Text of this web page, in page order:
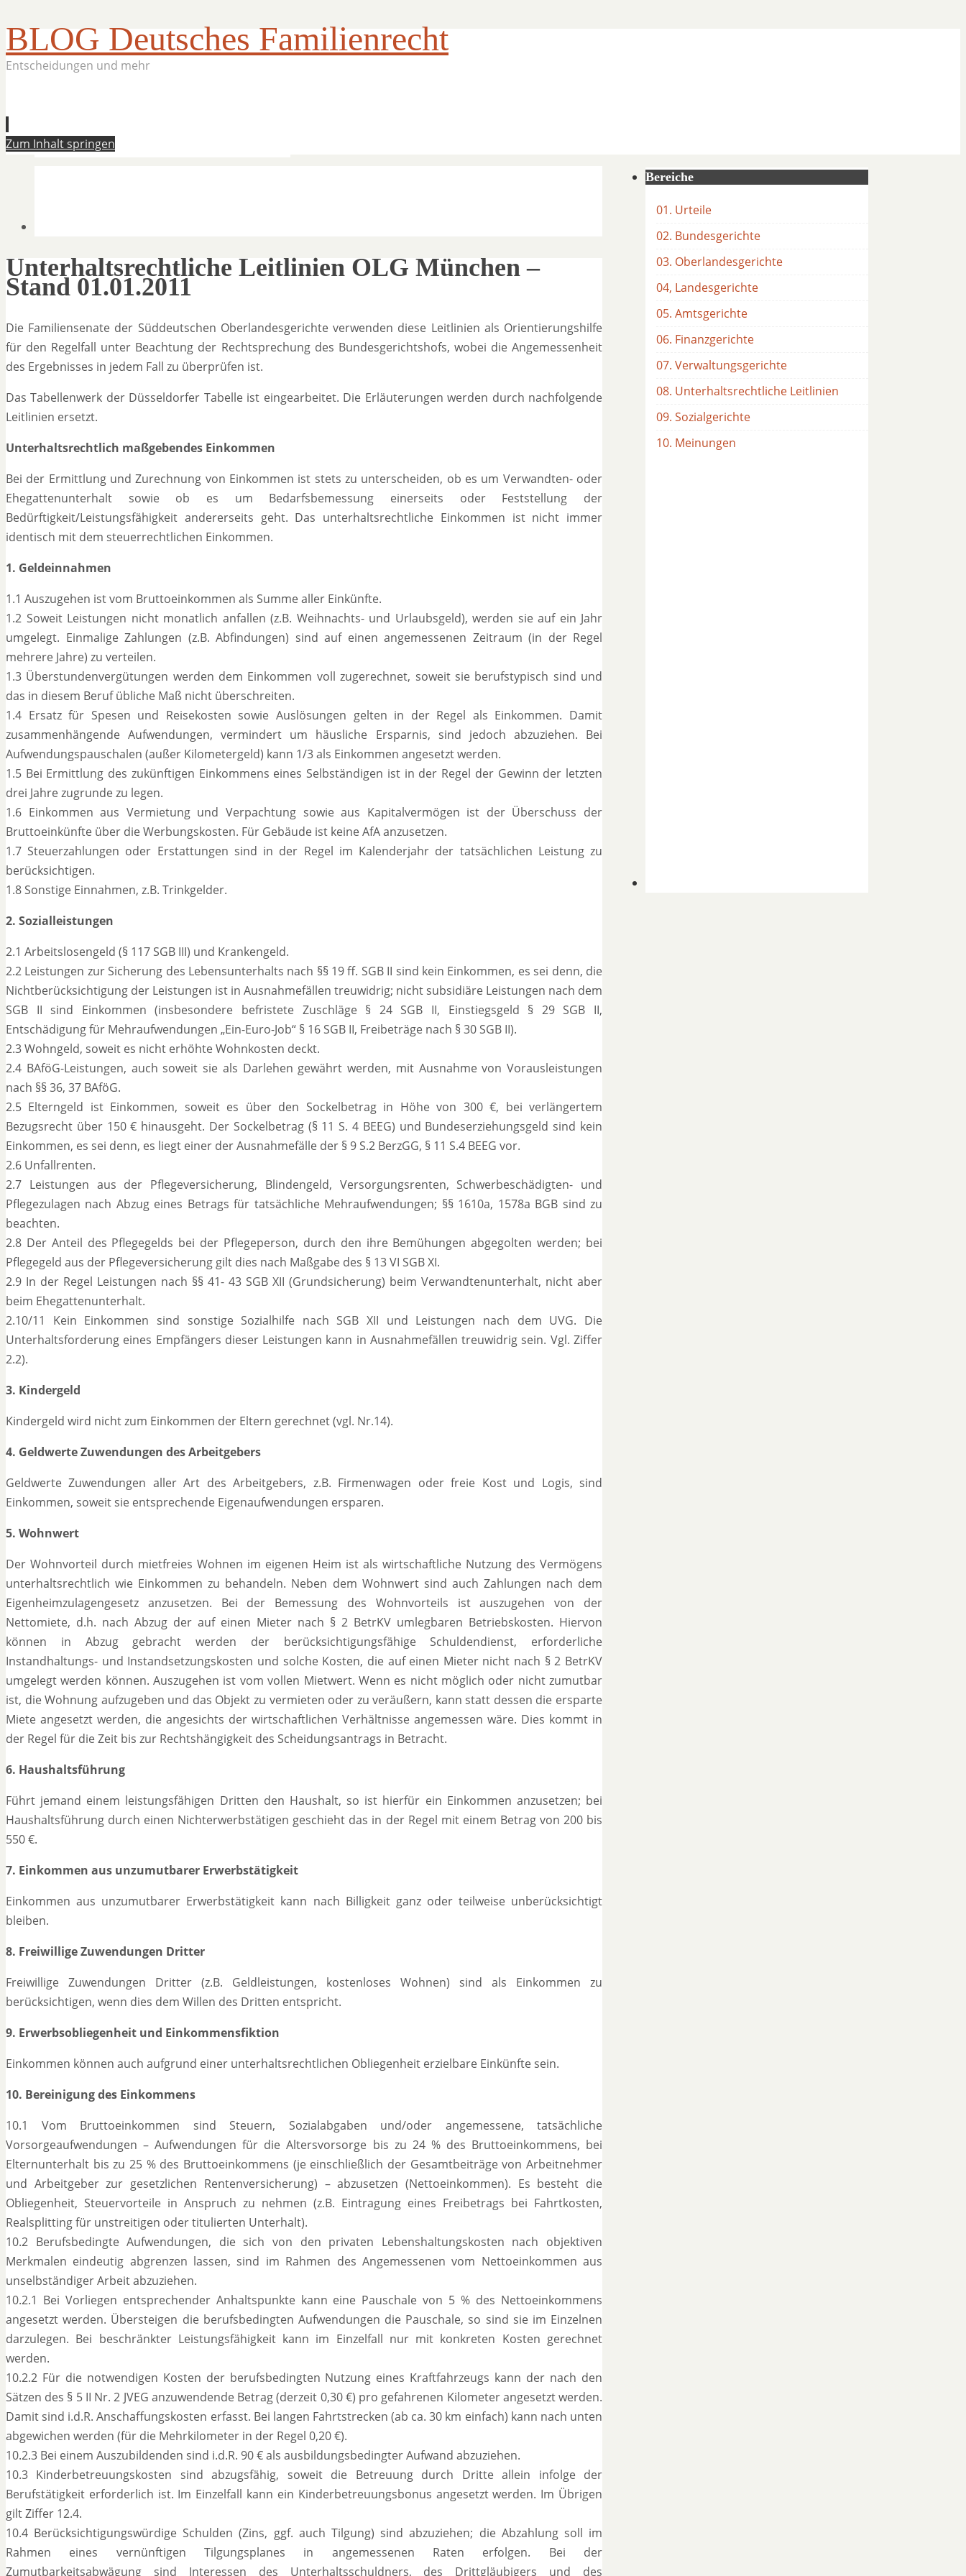
BLOG Deutsches Familienrecht
Entscheidungen und mehr
Zum Inhalt springen
Unterhaltsrechtliche Leitlinien OLG München –
Stand 01.01.2011
Die Familiensenate der Süddeutschen Oberlandesgerichte verwenden diese Leitlinien als Orientierungshilfe
für den Regelfall unter Beachtung der Rechtsprechung des Bundesgerichtshofs, wobei die Angemessenheit
des Ergebnisses in jedem Fall zu überprüfen ist.
Das Tabellenwerk der Düsseldorfer Tabelle ist eingearbeitet. Die Erläuterungen werden durch nachfolgende
Leitlinien ersetzt.
Unterhaltsrechtlich maßgebendes Einkommen
Bei der Ermittlung und Zurechnung von Einkommen ist stets zu unterscheiden, ob es um Verwandten- oder
Ehegattenunterhalt sowie ob es um Bedarfsbemessung einerseits oder Feststellung der
Bedürftigkeit/Leistungsfähigkeit andererseits geht. Das unterhaltsrechtliche Einkommen ist nicht immer
identisch mit dem steuerrechtlichen Einkommen.
1. Geldeinnahmen
1.1 Auszugehen ist vom Bruttoeinkommen als Summe aller Einkünfte.
1.2 Soweit Leistungen nicht monatlich anfallen (z.B. Weihnachts- und Urlaubsgeld), werden sie auf ein Jahr
umgelegt. Einmalige Zahlungen (z.B. Abfindungen) sind auf einen angemessenen Zeitraum (in der Regel
mehrere Jahre) zu verteilen.
1.3 Überstundenvergütungen werden dem Einkommen voll zugerechnet, soweit sie berufstypisch sind und
das in diesem Beruf übliche Maß nicht überschreiten.
1.4 Ersatz für Spesen und Reisekosten sowie Auslösungen gelten in der Regel als Einkommen. Damit
zusammenhängende Aufwendungen, vermindert um häusliche Ersparnis, sind jedoch abzuziehen. Bei
Aufwendungspauschalen (außer Kilometergeld) kann 1/3 als Einkommen angesetzt werden.
1.5 Bei Ermittlung des zukünftigen Einkommens eines Selbständigen ist in der Regel der Gewinn der letzten
drei Jahre zugrunde zu legen.
1.6 Einkommen aus Vermietung und Verpachtung sowie aus Kapitalvermögen ist der Überschuss der
Bruttoeinkünfte über die Werbungskosten. Für Gebäude ist keine AfA anzusetzen.
1.7 Steuerzahlungen oder Erstattungen sind in der Regel im Kalenderjahr der tatsächlichen Leistung zu
berücksichtigen.
1.8 Sonstige Einnahmen, z.B. Trinkgelder.
2. Sozialleistungen
2.1 Arbeitslosengeld (§ 117 SGB III) und Krankengeld.
2.2 Leistungen zur Sicherung des Lebensunterhalts nach §§ 19 ff. SGB II sind kein Einkommen, es sei denn, die
Nichtberücksichtigung der Leistungen ist in Ausnahmefällen treuwidrig; nicht subsidiäre Leistungen nach dem
SGB II sind Einkommen (insbesondere befristete Zuschläge § 24 SGB II, Einstiegsgeld § 29 SGB II,
Entschädigung für Mehraufwendungen „Ein-Euro-Job“ § 16 SGB II, Freibeträge nach § 30 SGB II).
2.3 Wohngeld, soweit es nicht erhöhte Wohnkosten deckt.
2.4 BAföG-Leistungen, auch soweit sie als Darlehen gewährt werden, mit Ausnahme von Vorausleistungen
nach §§ 36, 37 BAföG.
2.5 Elterngeld ist Einkommen, soweit es über den Sockelbetrag in Höhe von 300 €, bei verlängertem
Bezugsrecht über 150 € hinausgeht. Der Sockelbetrag (§ 11 S. 4 BEEG) und Bundeserziehungsgeld sind kein
Einkommen, es sei denn, es liegt einer der Ausnahmefälle der § 9 S.2 BerzGG, § 11 S.4 BEEG vor.
2.6 Unfallrenten.
2.7 Leistungen aus der Pflegeversicherung, Blindengeld, Versorgungsrenten, Schwerbeschädigten- und
Pflegezulagen nach Abzug eines Betrags für tatsächliche Mehraufwendungen; §§ 1610a, 1578a BGB sind zu
beachten.
2.8 Der Anteil des Pflegegelds bei der Pflegeperson, durch den ihre Bemühungen abgegolten werden; bei
Pflegegeld aus der Pflegeversicherung gilt dies nach Maßgabe des § 13 VI SGB XI.
2.9 In der Regel Leistungen nach §§ 41- 43 SGB XII (Grundsicherung) beim Verwandtenunterhalt, nicht aber
beim Ehegattenunterhalt.
2.10/11 Kein Einkommen sind sonstige Sozialhilfe nach SGB XII und Leistungen nach dem UVG. Die
Unterhaltsforderung eines Empfängers dieser Leistungen kann in Ausnahmefällen treuwidrig sein. Vgl. Ziffer
2.2).
3. Kindergeld
Kindergeld wird nicht zum Einkommen der Eltern gerechnet (vgl. Nr.14).
4. Geldwerte Zuwendungen des Arbeitgebers
Geldwerte Zuwendungen aller Art des Arbeitgebers, z.B. Firmenwagen oder freie Kost und Logis, sind
Einkommen, soweit sie entsprechende Eigenaufwendungen ersparen.
5. Wohnwert
Der Wohnvorteil durch mietfreies Wohnen im eigenen Heim ist als wirtschaftliche Nutzung des Vermögens
unterhaltsrechtlich wie Einkommen zu behandeln. Neben dem Wohnwert sind auch Zahlungen nach dem
Eigenheimzulagengesetz anzusetzen. Bei der Bemessung des Wohnvorteils ist auszugehen von der
Nettomiete, d.h. nach Abzug der auf einen Mieter nach § 2 BetrKV umlegbaren Betriebskosten. Hiervon
können in Abzug gebracht werden der berücksichtigungsfähige Schuldendienst, erforderliche
Instandhaltungs- und Instandsetzungskosten und solche Kosten, die auf einen Mieter nicht nach § 2 BetrKV
umgelegt werden können. Auszugehen ist vom vollen Mietwert. Wenn es nicht möglich oder nicht zumutbar
ist, die Wohnung aufzugeben und das Objekt zu vermieten oder zu veräußern, kann statt dessen die ersparte
Miete angesetzt werden, die angesichts der wirtschaftlichen Verhältnisse angemessen wäre. Dies kommt in
der Regel für die Zeit bis zur Rechtshängigkeit des Scheidungsantrags in Betracht.
6. Haushaltsführung
Führt jemand einem leistungsfähigen Dritten den Haushalt, so ist hierfür ein Einkommen anzusetzen; bei
Haushaltsführung durch einen Nichterwerbstätigen geschieht das in der Regel mit einem Betrag von 200 bis
550 €.
7. Einkommen aus unzumutbarer Erwerbstätigkeit
Einkommen aus unzumutbarer Erwerbstätigkeit kann nach Billigkeit ganz oder teilweise unberücksichtigt
bleiben.
8. Freiwillige Zuwendungen Dritter
Freiwillige Zuwendungen Dritter (z.B. Geldleistungen, kostenloses Wohnen) sind als Einkommen zu
berücksichtigen, wenn dies dem Willen des Dritten entspricht.
9. Erwerbsobliegenheit und Einkommensfiktion
Einkommen können auch aufgrund einer unterhaltsrechtlichen Obliegenheit erzielbare Einkünfte sein.
10. Bereinigung des Einkommens
10.1 Vom Bruttoeinkommen sind Steuern, Sozialabgaben und/oder angemessene, tatsächliche
Vorsorgeaufwendungen – Aufwendungen für die Altersvorsorge bis zu 24 % des Bruttoeinkommens, bei
Elternunterhalt bis zu 25 % des Bruttoeinkommens (je einschließlich der Gesamtbeiträge von Arbeitnehmer
und Arbeitgeber zur gesetzlichen Rentenversicherung) – abzusetzen (Nettoeinkommen). Es besteht die
Obliegenheit, Steuervorteile in Anspruch zu nehmen (z.B. Eintragung eines Freibetrags bei Fahrtkosten,
Realsplitting für unstreitigen oder titulierten Unterhalt).
10.2 Berufsbedingte Aufwendungen, die sich von den privaten Lebenshaltungskosten nach objektiven
Merkmalen eindeutig abgrenzen lassen, sind im Rahmen des Angemessenen vom Nettoeinkommen aus
unselbständiger Arbeit abzuziehen.
10.2.1 Bei Vorliegen entsprechender Anhaltspunkte kann eine Pauschale von 5 % des Nettoeinkommens
angesetzt werden. Übersteigen die berufsbedingten Aufwendungen die Pauschale, so sind sie im Einzelnen
darzulegen. Bei beschränkter Leistungsfähigkeit kann im Einzelfall nur mit konkreten Kosten gerechnet
werden.
10.2.2 Für die notwendigen Kosten der berufsbedingten Nutzung eines Kraftfahrzeugs kann der nach den
Sätzen des § 5 II Nr. 2 JVEG anzuwendende Betrag (derzeit 0,30 €) pro gefahrenen Kilometer angesetzt werden.
Damit sind i.d.R. Anschaffungskosten erfasst. Bei langen Fahrtstrecken (ab ca. 30 km einfach) kann nach unten
abgewichen werden (für die Mehrkilometer in der Regel 0,20 €).
10.2.3 Bei einem Auszubildenden sind i.d.R. 90 € als ausbildungsbedingter Aufwand abzuziehen.
10.3 Kinderbetreuungskosten sind abzugsfähig, soweit die Betreuung durch Dritte allein infolge der
Berufstätigkeit erforderlich ist. Im Einzelfall kann ein Kinderbetreuungsbonus angesetzt werden. Im Übrigen
gilt Ziffer 12.4.
10.4 Berücksichtigungswürdige Schulden (Zins, ggf. auch Tilgung) sind abzuziehen; die Abzahlung soll im
Rahmen eines vernünftigen Tilgungsplanes in angemessenen Raten erfolgen. Bei der
Zumutbarkeitsabwägung sind Interessen des Unterhaltsschuldners, des Drittgläubigers und des
Bereiche
01. Urteile
02. Bundesgerichte
03. Oberlandesgerichte
04, Landesgerichte
05. Amtsgerichte
06. Finanzgerichte
07. Verwaltungsgerichte
08. Unterhaltsrechtliche Leitlinien
09. Sozialgerichte
10. Meinungen